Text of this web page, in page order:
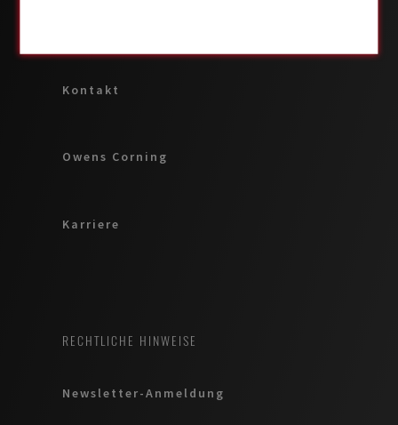
Kontakt
Owens Corning
Karriere
RECHTLICHE HINWEISE
Newsletter-Anmeldung